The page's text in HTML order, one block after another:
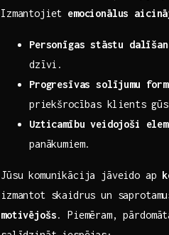
Izmantojiet emocionālus
Personīgas ⁢stāstu
dzīvi.
Progresīvas solījumu
⁢priekšrocības klients
Uzticamību veidojoši
panākumiem.
Jūsu komunikācija jāveido ap
izmantot skaidrus un
motivējošs.‍ Piemēram,‍